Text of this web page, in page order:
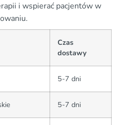
i wspierać pacjentów w
Czas
dostawy
5-7 dni
5-7 dni